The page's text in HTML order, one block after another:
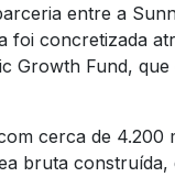
entre a
foi concretizada
Growth Fund, que
cerca de 4.200
bruta construída,